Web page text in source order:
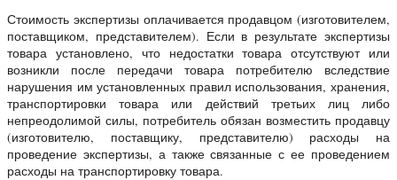
Стоимость экспертизы оплачивается продавцом (изготовителем,
поставщиком, представителем). Если в результате экспертизы
товара установлено, что недостатки товара отсутствуют или
возникли после передачи товара потребителю вследствие
нарушения им установленных правил использования, хранения,
транспортировки товара или действий третьих лиц либо
непреодолимой силы, потребитель обязан возместить продавцу
(изготовителю, поставщику, представителю) расходы на
проведение экспертизы, а также связанные с ее проведением
расходы на транспортировку товара.